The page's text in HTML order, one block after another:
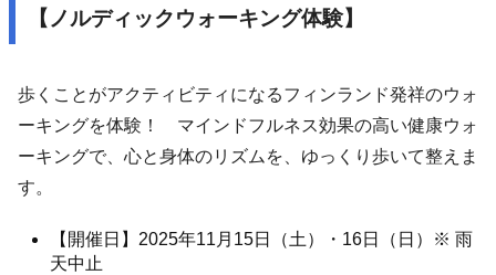
【ノルディックウォーキング体験】
歩くことがアクティビティになるフィンランド発祥のウォ
ーキングを体験！ マインドフルネス効果の高い健康ウォ
ーキングで、心と身体のリズムを、ゆっくり歩いて整えま
す。
【開催日】2025年11月15日（土）・16日（日）※ 雨
天中止